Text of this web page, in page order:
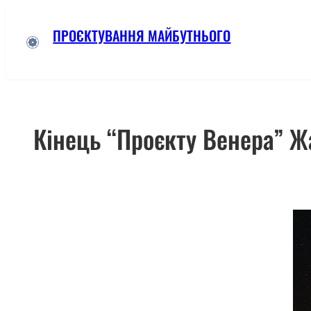
ПРОЄКТУВАННЯ МАЙБУТНЬОГО
Кінець “Проєкту Венера”